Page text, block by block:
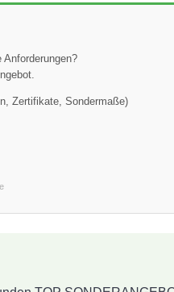
Zertifikate, Sondermaße)